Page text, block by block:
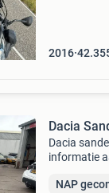
2016
Dacia
Dacia
informatie
vermogen:
NAP